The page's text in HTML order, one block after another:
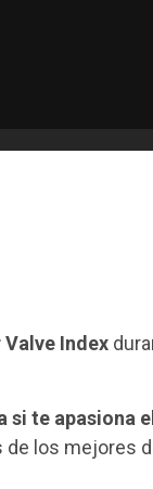
Valve Index
si te apasiona el
los mejores